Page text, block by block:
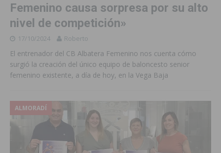
Femenino causa sorpresa por su alto
nivel de competición»
17/10/2024 Roberto
El entrenador del CB Albatera Femenino nos cuenta cómo
surgió la creación del único equipo de baloncesto senior
femenino existente, a día de hoy, en la Vega Baja
ALMORADÍ